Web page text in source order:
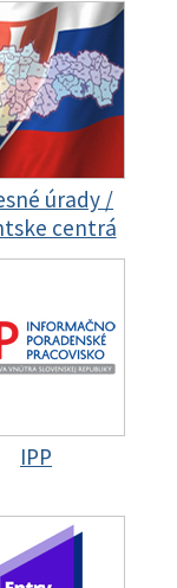
úrady /
centrá
IPP